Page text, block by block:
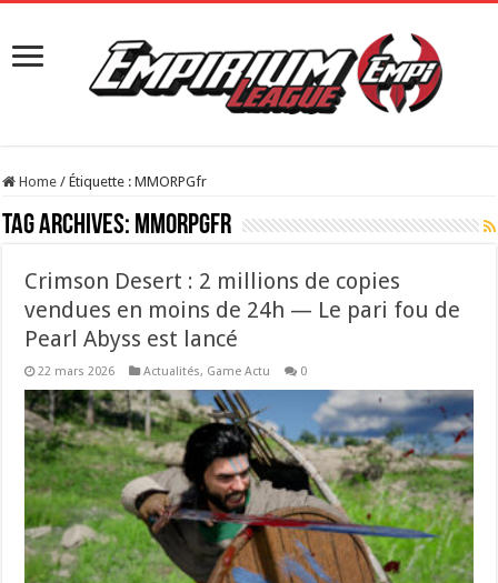
Home / Étiquette :MMORPGfr
Tag Archives: MMORPGfr
Crimson Desert : 2 millions de copies
vendues en moins de 24h — Le pari fou de
Pearl Abyss est lancé
22 mars 2026 Actualités, Game Actu 0